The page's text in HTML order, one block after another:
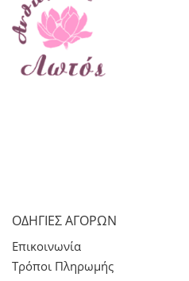
ΟΔΗΓΙΕΣ ΑΓΟΡΩΝ
Επικοινωνία
Τρόποι Πληρωμής